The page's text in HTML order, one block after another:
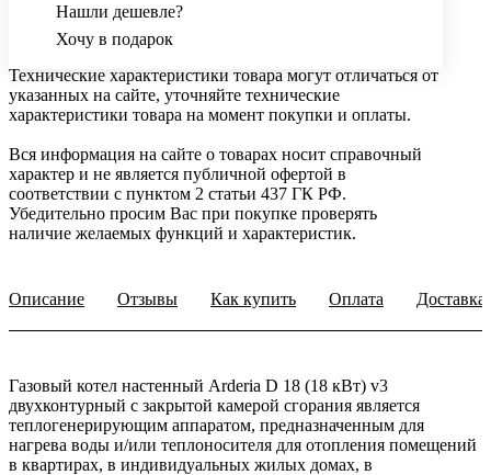
Нашли дешевле?
Хочу в подарок
Технические характеристики товара могут отличаться от
указанных на сайте, уточняйте технические
характеристики товара на момент покупки и оплаты.
Вся информация на сайте о товарах носит справочный
характер и не является публичной офертой в
соответствии с пунктом 2 статьи 437 ГК РФ.
Убедительно просим Вас при покупке проверять
наличие желаемых функций и характеристик.
Описание Отзывы Как купить Оплата Доставка
Газовый котел настенный Arderia D 18 (18 кВт) v3
двухконтурный с закрытой камерой сгорания является
теплогенерирующим аппаратом, предназначенным для
нагрева воды и/или теплоносителя для отопления помещений
в квартирах, в индивидуальных жилых домах, в